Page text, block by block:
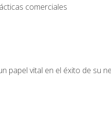
comerciales
papel vital en el éxito de su